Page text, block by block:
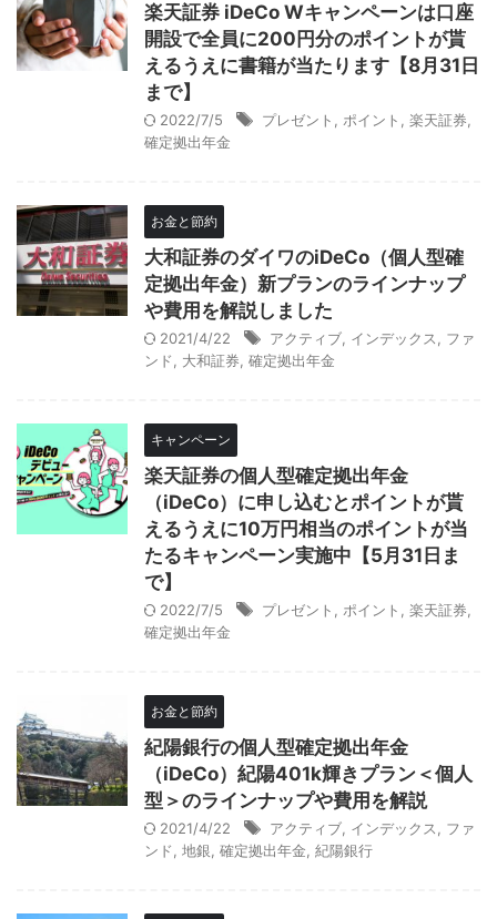
楽天証券 iDeCo Wキャンペーンは口座
開設で全員に200円分のポイントが貰
えるうえに書籍が当たります【8月31日
まで】
2022/7/5 プレゼント ポイント 楽天証券
確定拠出年金
お金と節約
大和証券のダイワのiDeCo（個人型確
定拠出年金）新プランのラインナップ
や費用を解説しました
2021/4/22 アクティブ インデックス
ファ
ンド
大和証券 確定拠出年金
キャンペーン
楽天証券の個人型確定拠出年金
（iDeCo）に申し込むとポイントが貰
えるうえに10万円相当のポイントが当
たるキャンペーン実施中【5月31日ま
で】
2022/7/5 プレゼント ポイント 楽天証券
確定拠出年金
お金と節約
紀陽銀行の個人型確定拠出年金
（iDeCo）紀陽401k輝きプラン＜個人
型＞のラインナップや費用を解説
2021/4/22 アクティブ インデックス
ファ
ンド
地銀 確定拠出年金 紀陽銀行